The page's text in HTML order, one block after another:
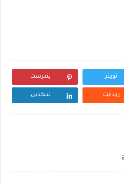
تويتر بنترست
ريدايت لينكدين